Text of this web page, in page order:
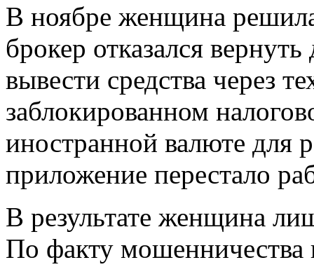
В ноябре женщина
брокер отказался
вывести средства через
заблокированном
иностранной валюте для
приложение перестало
В результате женщина
По факту мошенничества